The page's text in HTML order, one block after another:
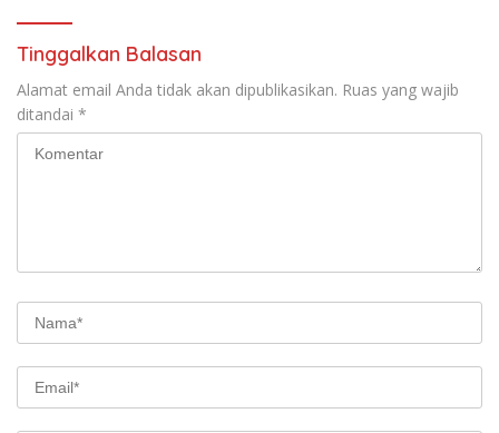
Tinggalkan Balasan
Alamat email Anda tidak akan dipublikasikan. Ruas yang wajib
ditandai *